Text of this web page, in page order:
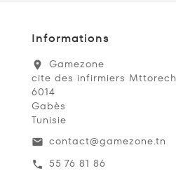
Informations
location_on
Gamezone
cite des infirmiers Mttorech
6014
Gabès
Tunisie
email contact@gamezone.tn
call 55 76 81 86